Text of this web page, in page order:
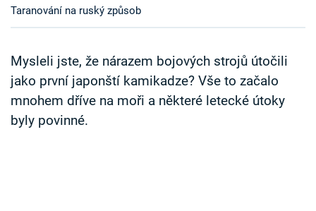
Sledujte nás
Taranování na ruský způsob
Mysleli jste, že nárazem bojových strojů útočili
jako první japonští kamikadze? Vše to začalo
mnohem dříve na moři a některé letecké útoky
byly povinné.